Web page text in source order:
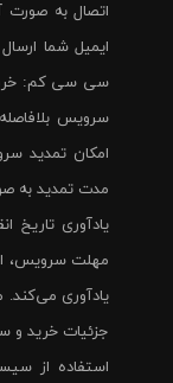
اتصال به صورت
ایمیل شما
سی سی کم: خرید
سرویس
امکان تمدید
مدت تمدید به
مهلت سرویس،
یادآوری می‌کند.
جزئیات خرید و
استفاده از